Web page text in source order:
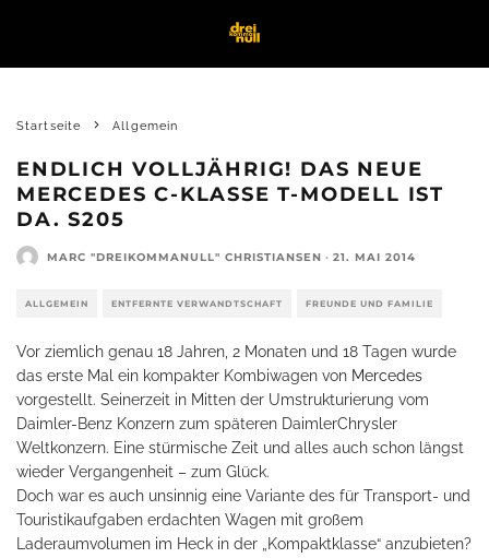
Startseite Allgemein
ENDLICH VOLLJÄHRIG! DAS NEUE
MERCEDES C-KLASSE T-MODELL IST
DA. S205
MARC "DREIKOMMANULL" CHRISTIANSEN · 21. MAI 2014
ALLGEMEIN ENTFERNTE VERWANDTSCHAFT FREUNDE UND FAMILIE
Vor ziemlich genau 18 Jahren, 2 Monaten und 18 Tagen wurde
das erste Mal ein kompakter Kombiwagen von Mercedes
vorgestellt. Seinerzeit in Mitten der Umstrukturierung vom
Daimler-Benz Konzern zum späteren DaimlerChrysler
Weltkonzern. Eine stürmische Zeit und alles auch schon längst
wieder Vergangenheit – zum Glück.
Doch war es auch unsinnig eine Variante des für Transport- und
Touristikaufgaben erdachten Wagen mit großem
Laderaumvolumen im Heck in der „Kompaktklasse“ anzubieten?